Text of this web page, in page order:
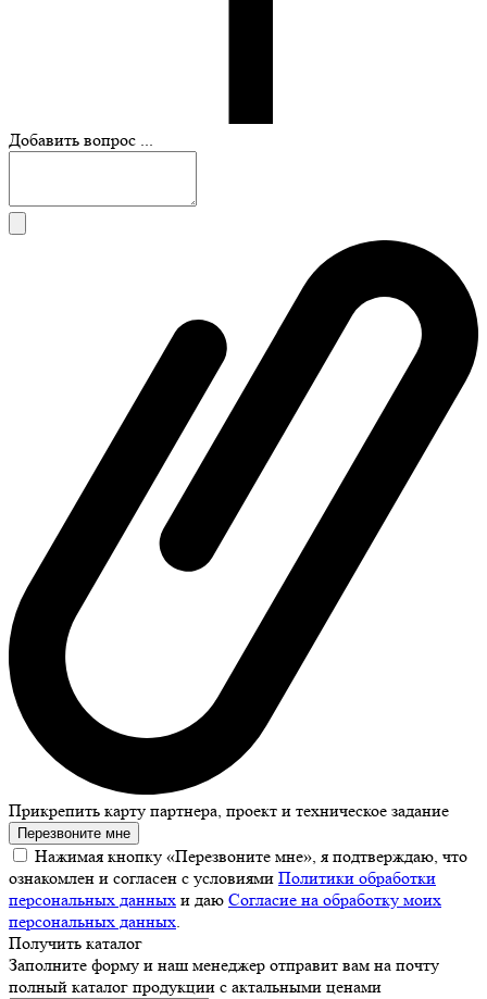
Добавить вопрос ...
Прикрепить карту партнера, проект и техническое задание
Перезвоните мне
Нажимая кнопку «Перезвоните мне», я подтверждаю, что
ознакомлен и согласен с условиями Политики обработки
персональных данных и даю Согласие на обработку моих
персональных данных.
Получить каталог
Заполните форму и наш менеджер отправит вам на почту
полный каталог продукции с актальными ценами